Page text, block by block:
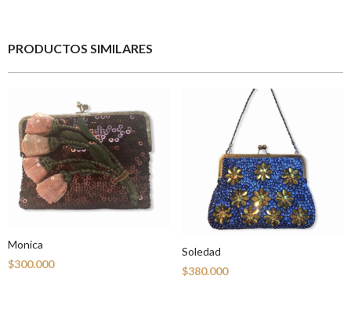
PRODUCTOS SIMILARES
Monica
$300.000
Soledad
$380.000